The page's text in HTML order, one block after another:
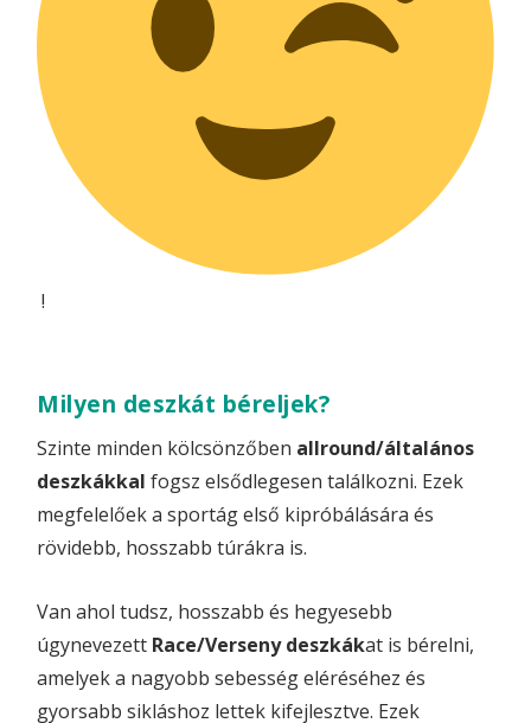
!
Milyen deszkát béreljek?
Szinte minden kölcsönzőben allround/általános
deszkákkal fogsz elsődlegesen találkozni. Ezek
megfelelőek a sportág első kipróbálására és
rövidebb, hosszabb túrákra is.
Van ahol tudsz, hosszabb és hegyesebb
úgynevezett Race/Verseny deszkákat is bérelni,
amelyek a nagyobb sebesség eléréséhez és
gyorsabb sikláshoz lettek kifejlesztve. Ezek